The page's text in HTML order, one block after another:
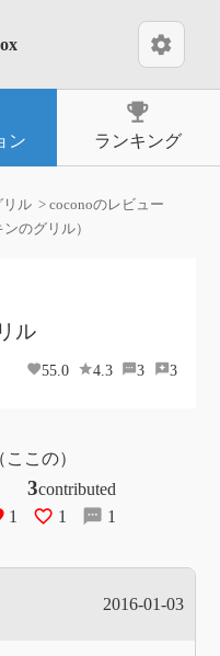
settings
ン
emoji_events
ランキング
リル
coconoのレビュー
のグリル）
ル
55.0 4.3 3 3
ここの）
3contributed
1
1 1
2016-01-03